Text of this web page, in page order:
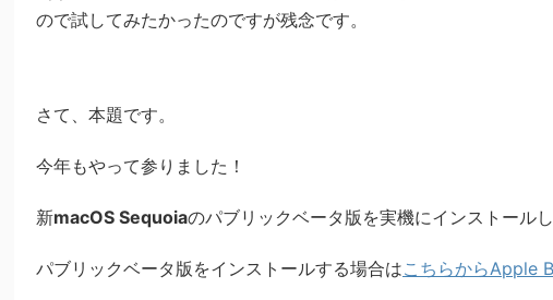
ので試してみたかったのですが残念です。
さて、本題です。
今年もやって参りました！
新macOS Sequoiaのパブリックベータ版を実機にインストールし
パブリックベータ版をインストールする場合はこちらからApple